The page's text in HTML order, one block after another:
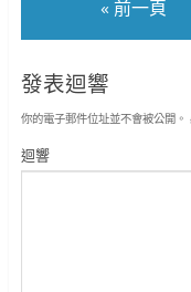
« 前一頁
發表迴響
你的電子郵件位址並不會被公開。
迴響